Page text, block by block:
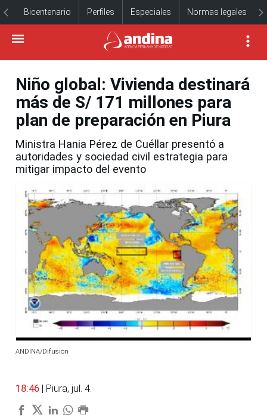
Bicentenario Perfiles Especiales Normas legales
Niño global: Vivienda destinará
más de S/ 171 millones para
plan de preparación en Piura
Ministra Hania Pérez de Cuéllar presentó a
autoridades y sociedad civil estrategia para
mitigar impacto del evento
ANDINA/Difusión
18:46 | Piura, jul. 4.